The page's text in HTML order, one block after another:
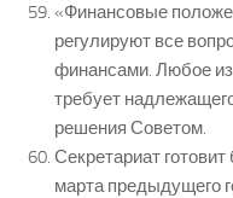
«Финансовые
регулируют все
финансами. Любое
требует
решения Советом.
Секретариат
марта предыдущего